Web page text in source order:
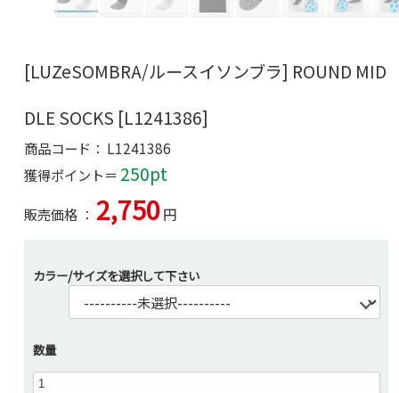
[LUZeSOMBRA/ルースイソンブラ] ROUND MID
DLE SOCKS [L1241386]
商品コード： L1241386
獲得ポイント＝ 250pt
販売価格 ： 2,750円
カラー/サイズを選択して下さい
数量